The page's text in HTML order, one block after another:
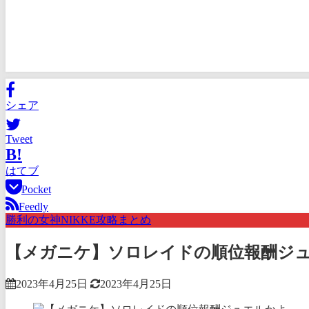
シェア
Tweet
B!
はてブ
Pocket
Feedly
勝利の女神NIKKE攻略まとめ
【メガニケ】ソロレイドの順位報酬ジ
2023年4月25日 2023年4月25日